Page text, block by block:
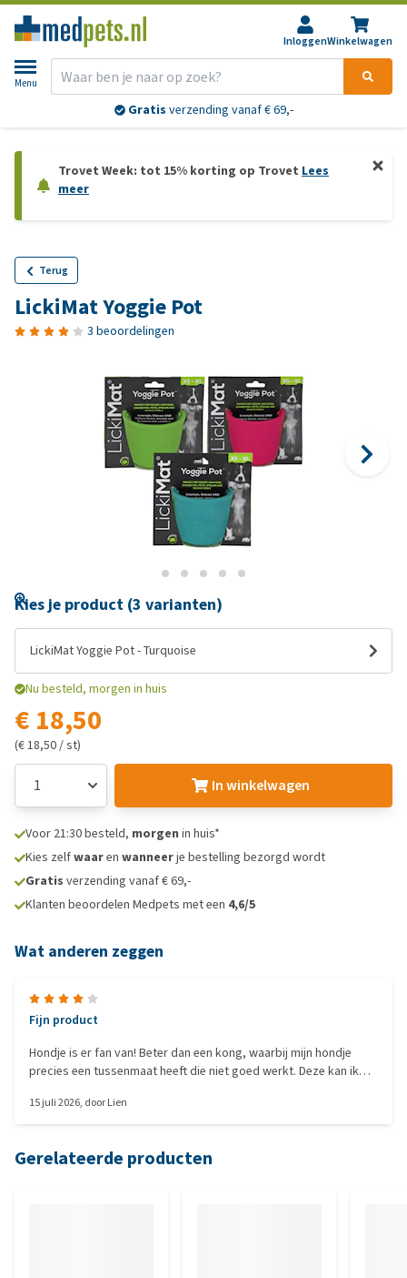
InloggenWinkelwagen
Menu
Gratis verzending vanaf € 69,-
Trovet Week: tot 15% korting op Trovet Lees
meer
Terug
LickiMat Yoggie Pot
3 beoordelingen
Kies je product (3 varianten)
LickiMat Yoggie Pot - Turquoise
Nu besteld, morgen in huis
€ 18,50
(€ 18,50 / st)
In winkelwagen
Voor 21:30 besteld, morgen in huis*
Kies zelfwaaren wanneerje bestelling bezorgd wordt
Gratis verzending vanaf € 69,-
Klanten beoordelen Medpets met een 4,6/5
Wat anderen zeggen
Fijn product
Hondje is er fan van! Beter dan een kong, waarbij mijn hondje
precies een tussenmaat heeft die niet goed werkt. Deze kan ik
helemaal; wij hebben toch echt een rode ontvangen. Bij het
voor vloeistoffen zoals bottenbouillon!
15 juli 2026, doorLien
Gerelateerde producten